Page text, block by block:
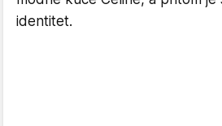
identitet.